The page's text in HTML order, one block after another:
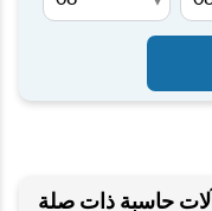
آلات حاسبة ذات صلة